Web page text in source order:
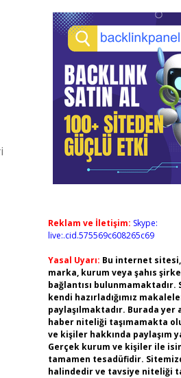
Reklam ve İletişim: Skype:
live:.cid.575569c608265c69
Yasal Uyarı: Bu internet
marka, kurum veya şahıs
bağlantısı bulunmamaktadır.
kendi hazırladığımız
paylaşılmaktadır. Burada
haber niteliği taşımamakta
ve kişiler hakkında paylaşım
Gerçek kurum ve kişiler ile
tamamen tesadüfidir.
halindedir ve tavsiye niteliği